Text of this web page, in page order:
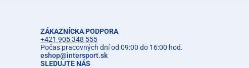
ZÁKAZNÍCKA PODPORA
+421 905 348 555
Počas pracovných dní od 09:00 do 16:00 hod.
eshop@intersport.sk
SLEDUJTE NÁS